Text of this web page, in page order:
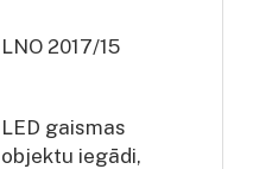
LNO 2017/15
LED gaismas
objektu iegādi,